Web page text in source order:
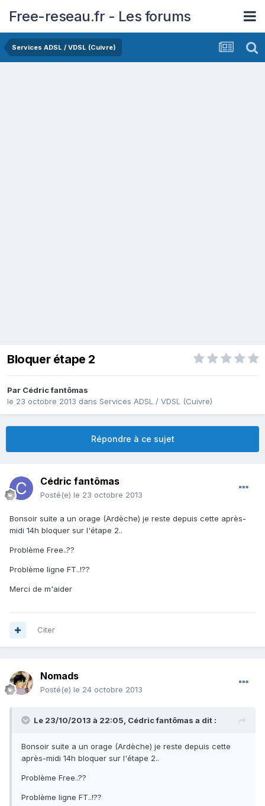
Free-reseau.fr - Les forums
Services ADSL / VDSL (Cuivre)
Bloquer étape 2
Par Cédric fantômas
le 23 octobre 2013 dans Services ADSL / VDSL (Cuivre)
Répondre à ce sujet
Cédric fantômas
Posté(e) le 23 octobre 2013
Bonsoir suite a un orage (Ardèche) je reste depuis cette après-
midi 14h bloquer sur l'étape 2..
Problème Free..??
Problème ligne FT..!??
Merci de m'aider
Citer
Nomads
Posté(e) le 24 octobre 2013
Le 23/10/2013 à 22:05, Cédric fantômas a dit :
Bonsoir suite a un orage (Ardèche) je reste depuis cette
après-midi 14h bloquer sur l'étape 2..
Problème Free..??
Problème ligne FT..!??